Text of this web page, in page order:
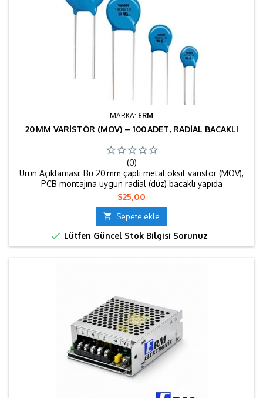
MARKA: ERM
20 MM VARISTÖR (MOV) – 100 ADET, RADIAL BACAKLI
(0)
Ürün Açıklaması: Bu 20 mm çaplı metal oksit varistör (MOV),
PCB montajına uygun radial (düz) bacaklı yapıda
sunulmaktadır. Ani yüksek voltaj darbelerini (örneğin yıldırım,
anahtarlama darbeleri) 8/20 µs periyotta 10 kA’a kadar
sönümleyebilir; nominal sürücü akımı yaklaşık 5 kA’den
fazladır . Cihaz, endüstriyel güç kaynakları, kombi, jeneratör
panelleri,...
Fiyat
$25,00
 Sepete ekle
 Lütfen Güncel Stok Bilgisi Sorunuz